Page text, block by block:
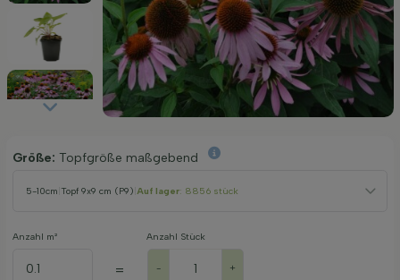
Größe: Topfgröße maßgebend
5-10cm Topf 9x9 cm (P9) Auf lager: 8856 stück
Anzahl m²
=
Anzahl Stück
- +